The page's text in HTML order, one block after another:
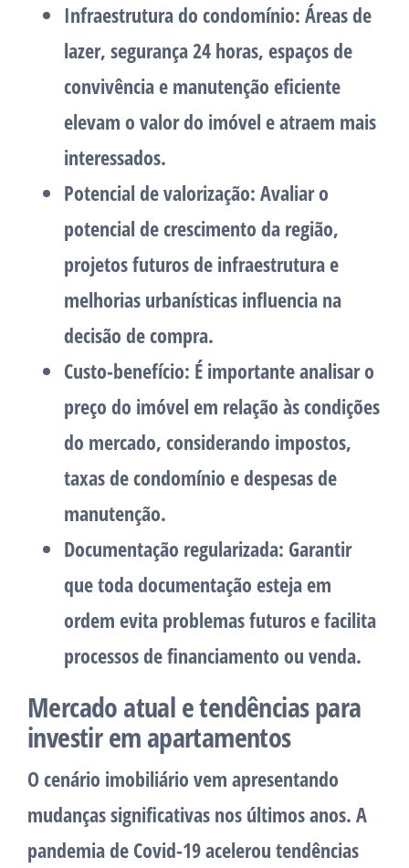
Infraestrutura do condomínio: Áreas de
lazer, segurança 24 horas, espaços de
convivência e manutenção eficiente
elevam o valor do imóvel e atraem mais
interessados.
Potencial de valorização: Avaliar o
potencial de crescimento da região,
projetos futuros de infraestrutura e
melhorias urbanísticas influencia na
decisão de compra.
Custo-benefício: É importante analisar o
preço do imóvel em relação às condições
do mercado, considerando impostos,
taxas de condomínio e despesas de
manutenção.
Documentação regularizada: Garantir
que toda documentação esteja em
ordem evita problemas futuros e facilita
processos de financiamento ou venda.
Mercado atual e tendências para
investir em apartamentos
O cenário imobiliário vem apresentando
mudanças significativas nos últimos anos. A
pandemia de Covid-19 acelerou tendências